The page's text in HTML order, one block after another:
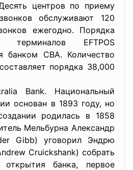
центров по приему
обслуживают 120
ежегодно. Порядка
EFTPOS
банком CBA. Количество
порядка 38,000
Bank. Национальный
основан в 1893 году, но
родилась в 1858
Мельбурна Александр
Gibb) уговорил Эндрю
Cruickshank) собрать
открытия банка, первое